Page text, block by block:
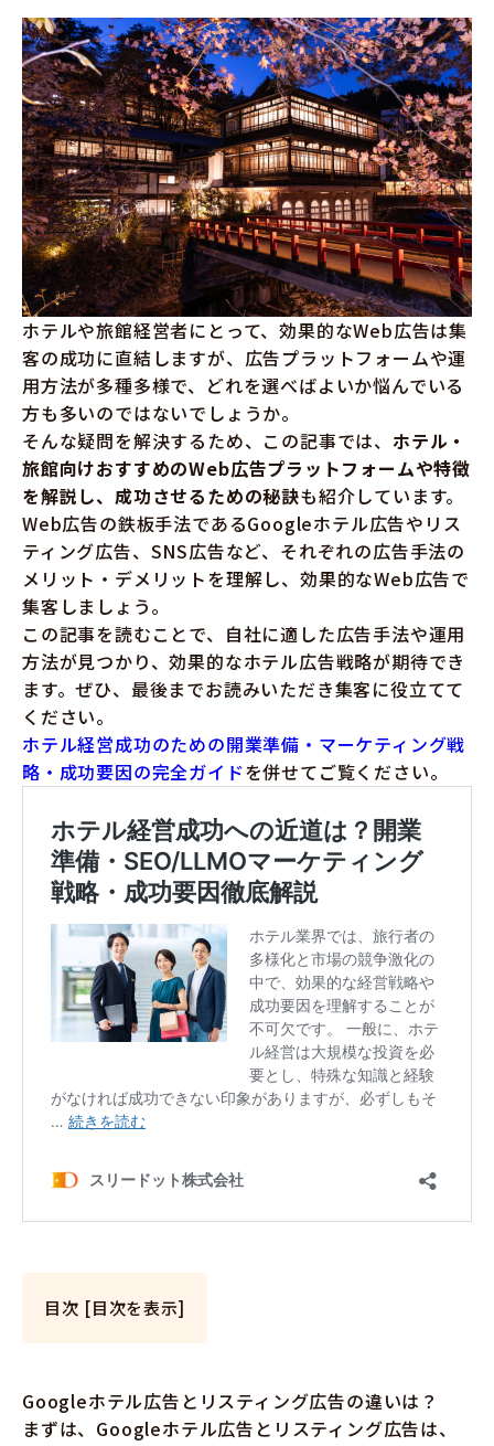
ホテルや旅館経営者にとって、効果的なWeb広告は集
客の成功に直結しますが、広告プラットフォームや運
用方法が多種多様で、どれを選べばよいか悩んでいる
方も多いのではないでしょうか。
そんな疑問を解決するため、この記事では、 ホテル・
旅館向けおすすめのWeb広告プラットフォームや特徴
を解説し、成功させるための秘訣も紹介しています。
Web広告の鉄板手法であるGoogleホテル広告やリス
ティング広告、SNS広告など、それぞれの広告手法の
メリット・デメリットを理解し、効果的なWeb広告で
集客しましょう。
この記事を読むことで、自社に適した広告手法や運用
方法が見つかり、効果的なホテル広告戦略が期待でき
ます。ぜひ、最後までお読みいただき集客に役立てて
ください。
ホテル経営成功のための開業準備・マーケティング戦
略・成功要因の完全ガイドを併せてご覧ください。
目次 [目次を表示]
Googleホテル広告とリスティング広告の違いは？
まずは、Googleホテル広告とリスティング広告は、